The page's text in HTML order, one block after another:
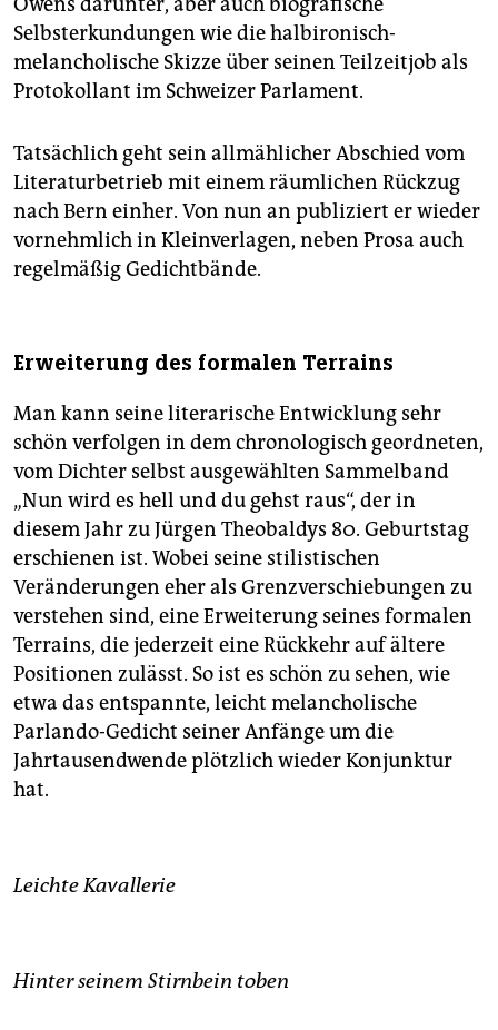
Selbsterkundungen wie die halb­ironisch-
melancholische Skizze über seinen Teilzeitjob als
Protokollant im Schweizer Parlament.
Tatsächlich geht sein allmählicher Abschied vom
Literaturbetrieb mit einem räumlichen Rückzug
nach Bern einher. Von nun an publiziert er wieder
vornehmlich in Kleinverlagen, neben Prosa auch
regelmäßig Gedichtbände.
Erweiterung des formalen Terrains
Man kann seine literarische Entwicklung sehr
schön verfolgen in dem chronologisch geordneten,
vom Dichter selbst ausgewählten Sammelband
„Nun wird es hell und du gehst raus“, der in
diesem Jahr zu Jürgen Theobaldys 80. Geburtstag
erschienen ist. Wobei seine stilistischen
Veränderungen eher als Grenzverschiebungen zu
verstehen sind, eine Erweiterung seines formalen
Terrains, die jederzeit eine Rückkehr auf ältere
Positionen zulässt. So ist es schön zu sehen, wie
etwa das entspannte, leicht melancholische
Parlando-Gedicht seiner Anfänge um die
Jahrtausendwende plötzlich wieder Konjunktur
hat.
Leichte Kavallerie
Hinter seinem Stirnbein toben